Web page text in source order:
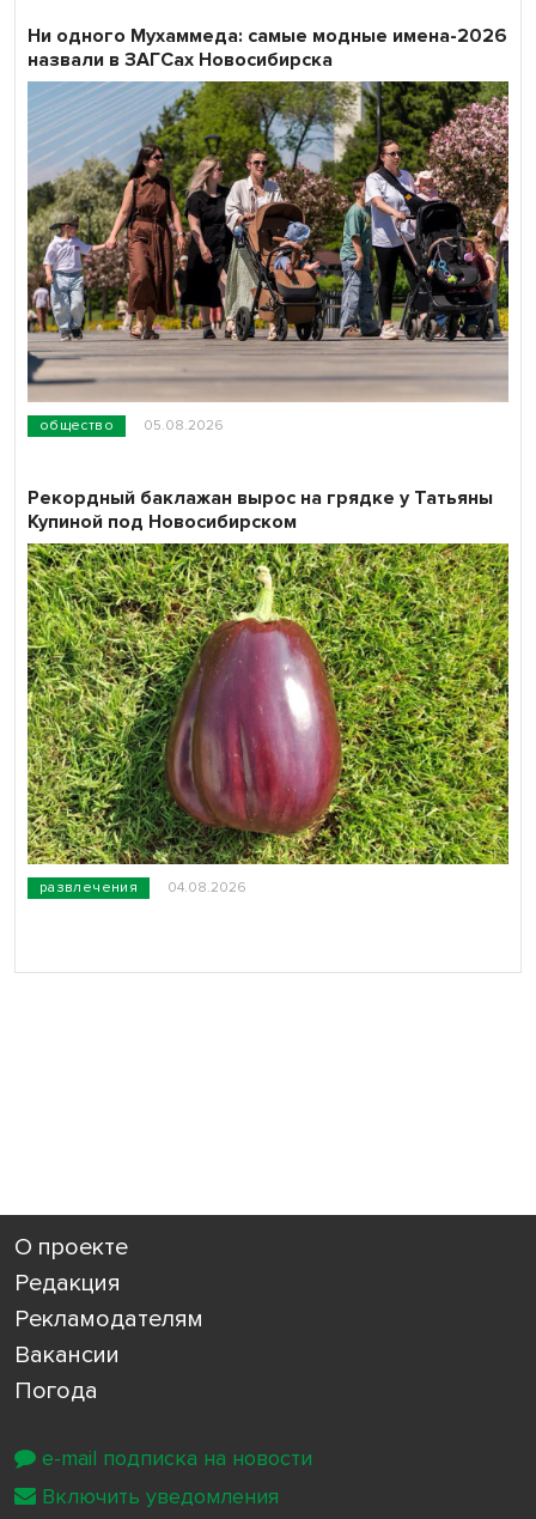
общество 05.08.2026
Ни одного Мухаммеда: самые модные имена-2026
назвали в ЗАГСах Новосибирска
развлечения 04.08.2026
Рекордный баклажан вырос на грядке у Татьяны
Купиной под Новосибирском
О проекте
Редакция
Рекламодателям
Вакансии
Погода
e-mail подписка на новости
Включить уведомления